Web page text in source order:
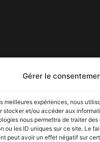
Gérer le
meilleures expériences, nous
stocker et/ou accéder aux
nous permettra de traiter
ou les ID uniques sur ce site. Le
peut avoir un effet négatif sur
Fax : 02 35 07 82 19